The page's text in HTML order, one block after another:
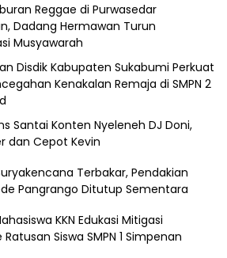
Reggae di Purwasedar
Dadang Hermawan Turun
Musyawarah
Disdik Kabupaten Sukabumi Perkuat
Kenakalan Remaja di SMPN 2
Santai Konten Nyeleneh DJ Doni,
dan Cepot Kevin
Terbakar, Pendakian
Pangrango Ditutup Sementara
KKN Edukasi Mitigasi
Siswa SMPN 1 Simpenan